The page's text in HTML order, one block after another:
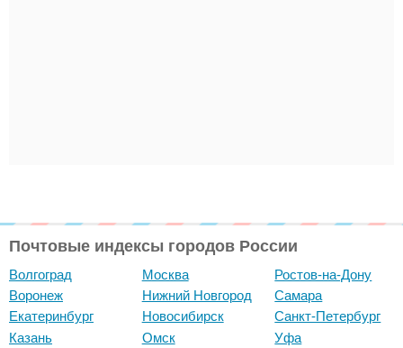
Почтовые индексы городов России
Волгоград
Воронеж
Екатеринбург
Казань
Москва
Нижний Новгород
Новосибирск
Омск
Ростов-на-Дону
Самара
Санкт-Петербург
Уфа